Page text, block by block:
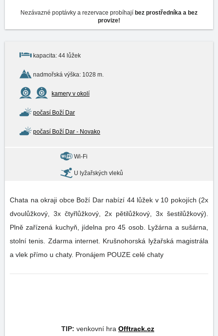
Nezávazné poptávky a rezervace probíhají bez prostředníka a bez
provize!
kapacita: 44 lůžek
nadmořská výška: 1028 m.
kamery v okolí
počasí Boží Dar
počasí Boží Dar - Novako
Wi-Fi
U lyžařských vleků
Chata na okraji obce Boží Dar nabízí 44 lůžek v 10 pokojích (2x
dvoulůžkový, 3x čtyřlůžkový, 2x pětilůžkový, 3x šestilůžkový).
Plně zařízená kuchyň, jídelna pro 45 osob. Lyžárna a sušárna,
stolní tenis. Zdarma internet. Krušnohorská lyžařská magistrála
a vlek přímo u chaty. Pronájem POUZE celé chaty
TIP: venkovní hra Offtrack.cz